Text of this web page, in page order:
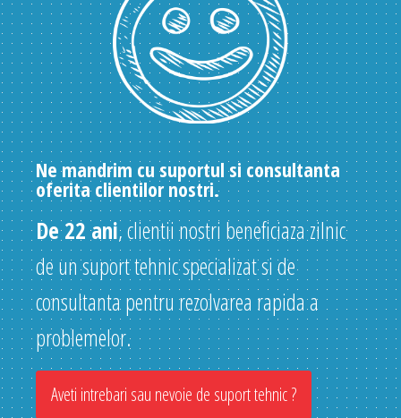
Ne mandrim cu suportul si consultanta
oferita clientilor nostri.
De 22 ani, clientii nostri beneficiaza zilnic
de un suport tehnic specializat si de
consultanta pentru rezolvarea rapida a
problemelor.
Aveti intrebari sau nevoie de suport tehnic ?